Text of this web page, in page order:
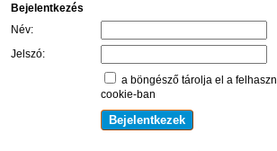
Bejelentkezés
Név:
Jelszó:
a böngésző tárolja el a
cookie-ban